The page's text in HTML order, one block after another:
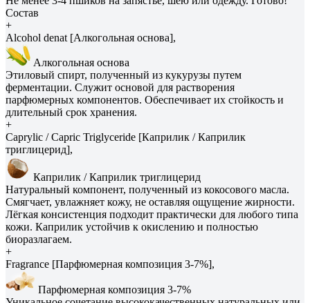
Состав
+
Alcohol denat [Алкогольная основа],
Алкогольная основа
Этиловый спирт, полученный из кукурузы путем
ферментации. Служит основой для растворения
парфюмерных компонентов. Обеспечивает их стойкость и
длительный срок хранения.
+
Caprylic / Capric Triglyceride [Каприлик / Каприлик
триглицерид],
Каприлик / Каприлик триглицерид
Натуральный компонент, полученный из кокосового масла.
Смягчает, увлажняет кожу, не оставляя ощущение жирности.
Лёгкая консистенция подходит практически для любого типа
кожи. Каприлик устойчив к окислению и полностью
биоразлагаем.
+
Fragrance [Парфюмерная композиция 3-7%],
Парфюмерная композиция 3-7%